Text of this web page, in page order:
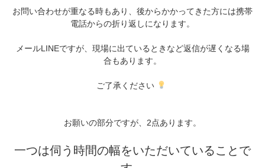
お問い合わせが重なる時もあり、後からかかってきた方には携帯
電話からの折り返しになります。
メールLINEですが、現場に出ているときなど返信が遅くなる場
合もあります。
ご了承ください
お願いの部分ですが、2点あります。
一つは伺う時間の幅をいただいていることで